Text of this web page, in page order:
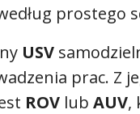
prostego
USV
prac. Z
ROV lub AUV,